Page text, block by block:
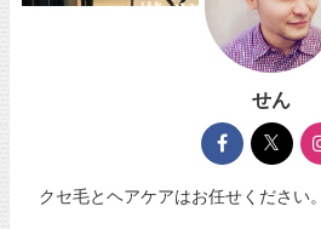
せん
クセ毛とヘアケアはお任せください。